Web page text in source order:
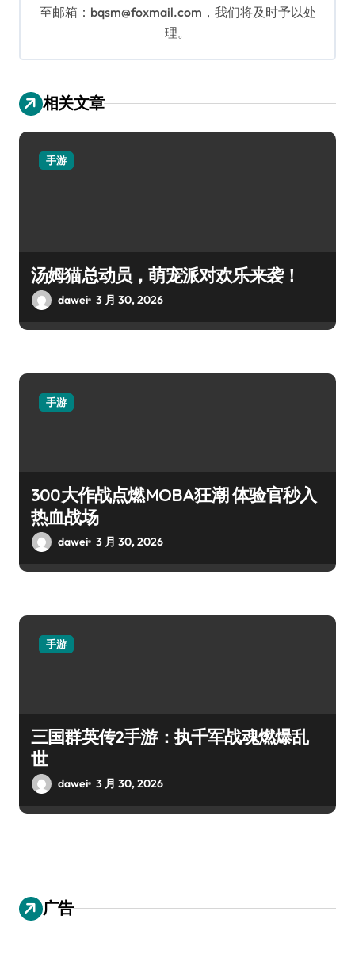
至邮箱：bqsm@foxmail.com，我们将及时予以处
理。
相关文章
手游
汤姆猫总动员，萌宠派对欢乐来袭！
dawei 3 月 30, 2026
手游
300大作战点燃MOBA狂潮 体验官秒入
热血战场
dawei 3 月 30, 2026
手游
三国群英传2手游：执千军战魂燃爆乱
世
dawei 3 月 30, 2026
广告